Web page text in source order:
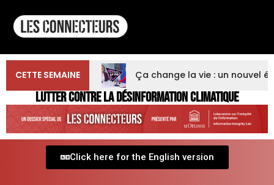
CETTE SEMAINE Ça change la vie : un nouvel
LUTTER CONTRE LA DÉSINFORMATION CLIMATIQUE
Click here for the English version